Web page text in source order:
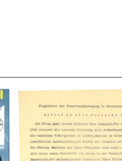
Flugblätter der Weissen
Januar 1943